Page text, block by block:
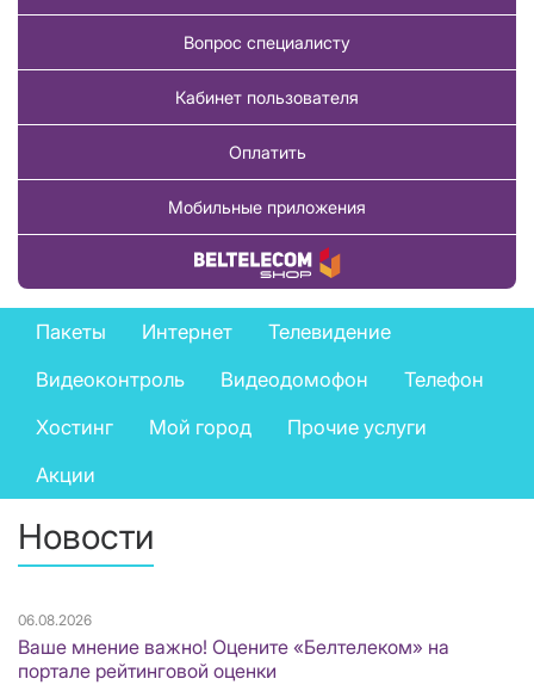
Вопрос специалисту
Кабинет пользователя
Оплатить
Мобильные приложения
Купить товар
Private
services
menu
Пакеты Интернет
Телевидение
Видеоконтроль
Видеодомофон
Телефон
Хостинг
Мой город
Прочие услуги
Акции
Новости
06.08.2026
Ваше мнение важно! Оцените «Белтелеком» на
портале рейтинговой оценки